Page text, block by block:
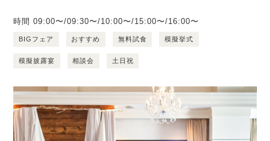
時間 09:00〜/09:30〜/10:00〜/15:00〜/16:00〜
BIGフェア おすすめ 無料試食 模擬挙式
模擬披露宴 相談会 土日祝